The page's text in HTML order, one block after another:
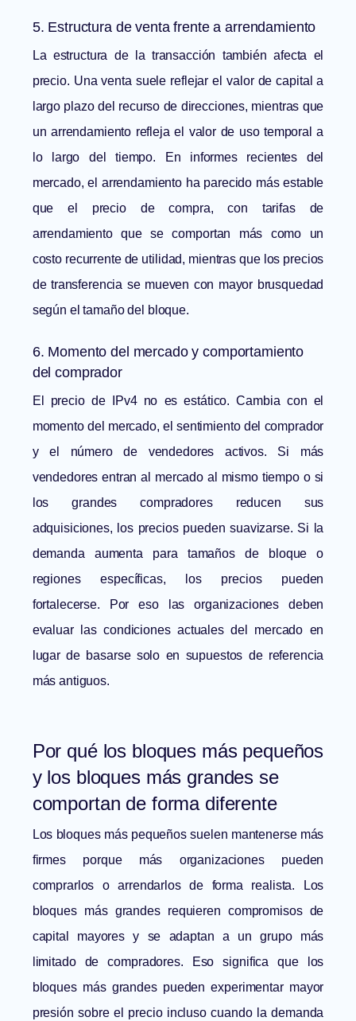
5. Estructura de venta frente a arrendamiento
La estructura de la transacción también afecta el
precio. Una venta suele reflejar el valor de capital a
largo plazo del recurso de direcciones, mientras que
un arrendamiento refleja el valor de uso temporal a
lo largo del tiempo. En informes recientes del
mercado, el arrendamiento ha parecido más estable
que el precio de compra, con tarifas de
arrendamiento que se comportan más como un
costo recurrente de utilidad, mientras que los precios
de transferencia se mueven con mayor brusquedad
según el tamaño del bloque.
6. Momento del mercado y comportamiento
del comprador
El precio de IPv4 no es estático. Cambia con el
momento del mercado, el sentimiento del comprador
y el número de vendedores activos. Si más
vendedores entran al mercado al mismo tiempo o si
los grandes compradores reducen sus
adquisiciones, los precios pueden suavizarse. Si la
demanda aumenta para tamaños de bloque o
regiones específicas, los precios pueden
fortalecerse. Por eso las organizaciones deben
evaluar las condiciones actuales del mercado en
lugar de basarse solo en supuestos de referencia
más antiguos.
Por qué los bloques más pequeños
y los bloques más grandes se
comportan de forma diferente
Los bloques más pequeños suelen mantenerse más
firmes porque más organizaciones pueden
comprarlos o arrendarlos de forma realista. Los
bloques más grandes requieren compromisos de
capital mayores y se adaptan a un grupo más
limitado de compradores. Eso significa que los
bloques más grandes pueden experimentar mayor
presión sobre el precio incluso cuando la demanda